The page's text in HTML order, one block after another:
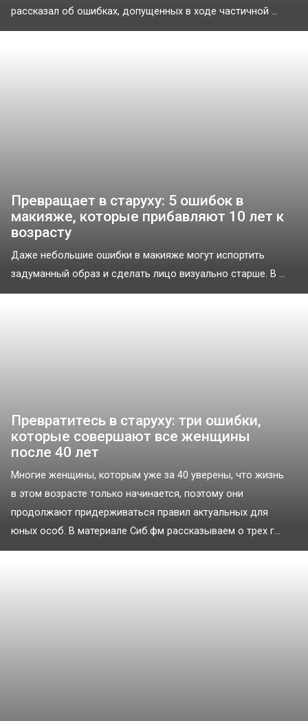
рассказал об ошибках, допущенных в ходе частичной ...
Превращает в старуху: 5 ошибок в
макияже, которые прибавляют 10 лет к
возрасту
Даже небольшие ошибки в макияже могут испортить
задуманный образ и сделать лицо визуально старше. В ...
Превратитесь в старуху: три ошибки,
которые совершают все женщины
после 40 лет
Многие женщины, которым уже за 40 уверены, что жизнь
в этом возрасте только начинается, поэтому они
продолжают придерживаться правил актуальных для
юных особ. В материале Сиб.фм рассказываем о трех г...